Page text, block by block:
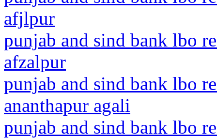
afjlpur
punjab and sind bank lbo
afzalpur
punjab and sind bank lbo
ananthapur agali
punjab and sind bank lbo